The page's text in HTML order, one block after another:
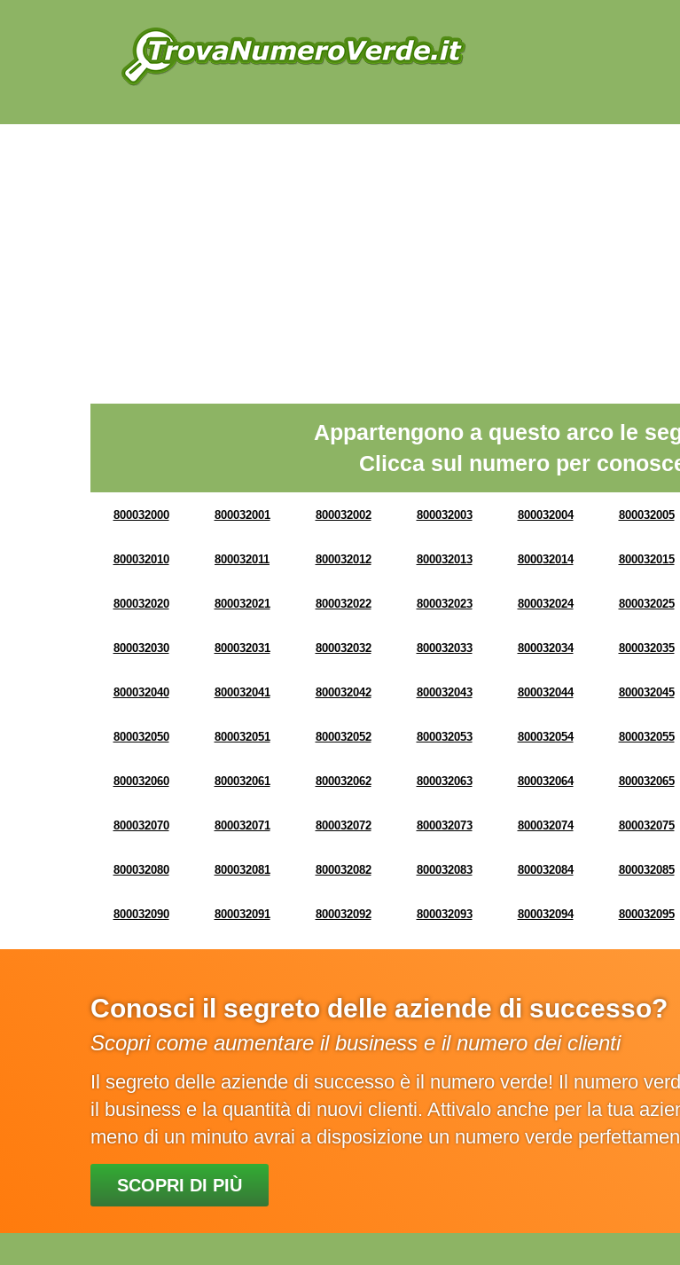
Appartengono a questo arco le
Clicca sul numero per
800032000 800032001 800032002 800032003 800032004 800032005
800032010 800032011 800032012 800032013 800032014 800032015
800032020 800032021 800032022 800032023 800032024 800032025
800032030 800032031 800032032 800032033 800032034 800032035
800032040 800032041 800032042 800032043 800032044 800032045
800032050 800032051 800032052 800032053 800032054 800032055
800032060 800032061 800032062 800032063 800032064 800032065
800032070 800032071 800032072 800032073 800032074 800032075
800032080 800032081 800032082 800032083 800032084 800032085
800032090 800032091 800032092 800032093 800032094 800032095
Conosci il segreto delle aziende di successo?
Scopri come aumentare il business e il numero dei clienti
Il segreto delle aziende di successo è il numero verde! Il numero
il business e la quantità di nuovi clienti. Attivalo anche per la tua
meno di un minuto avrai a disposizione un numero verde
SCOPRI DI PIÙ